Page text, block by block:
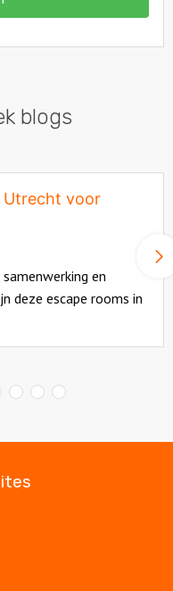
blogs
Utrecht voor
en
deze escape rooms in